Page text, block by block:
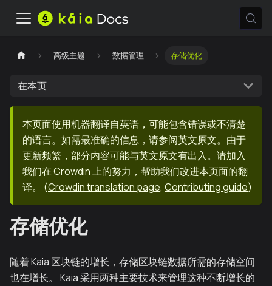
高级主题 数据管理 存储优化
在本页
本页面使用机器翻译自英语，可能包含错误或不清楚
的语言。如需最准确的信息，请参阅英文原文。由于
更新频繁，部分内容可能与英文原文有出入。请加入
我们在 Crowdin 上的努力，帮助我们改进本页面的翻
译。
(Crowdin translation page, Contributing guide)
存储优化
随着 Kaia 区块链的增长，存储区块链数据所需的存储空间
也在增长。 Kaia 采用两种主要技术来管理这种不断增长的